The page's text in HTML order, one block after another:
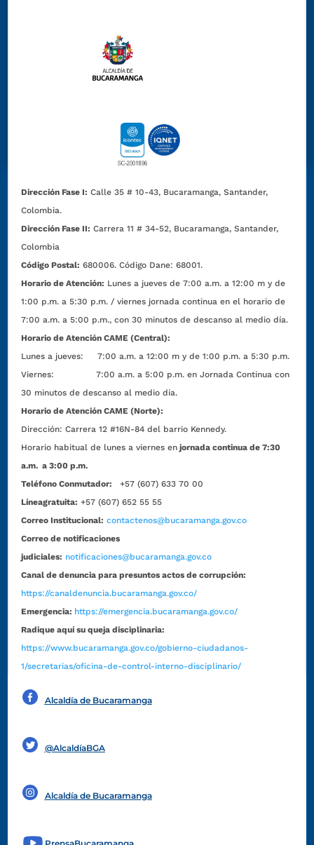
Dirección Fase I: Calle 35 # 10-43, Bucaramanga, Santander,
Colombia.
Dirección Fase II: Carrera 11 # 34-52, Bucaramanga, Santander,
Colombia
Código Postal: 680006. Código Dane: 68001.
Horario de Atención: Lunes a jueves de 7:00 a.m. a 12:00 m y de
1:00 p.m. a 5:30 p.m. / viernes jornada continua en el horario de
7:00 a.m. a 5:00 p.m., con 30 minutos de descanso al medio día.
Horario de Atención CAME (Central):
Lunes a jueves: 7:00 a.m. a 12:00 m y de 1:00 p.m. a 5:30 p.m.
Viernes: 7:00 a.m. a 5:00 p.m. en Jornada Continua con
30 minutos de descanso al medio día.
Horario de Atención CAME (Norte):
Dirección:Carrera 12 #16N-84 del barrio Kennedy.
Horario habitual de lunes a viernes en jornada continua de 7:30
a.m. a 3:00 p.m.
Teléfono Conmutador:
+57 (607) 633 70 00
Líneagratuita: +57 (607) 652 55 55
Correo Institucional: contactenos@bucaramanga.gov.co
Correo de notificaciones
judiciales: notificaciones@bucaramanga.gov.co
Canal de denuncia para presuntos actos de corrupción:
https://canaldenuncia.bucaramanga.gov.co/
Emergencia: https://emergencia.bucaramanga.gov.co/
Radique aquí su queja disciplinaria:
https://www.bucaramanga.gov.co/gobierno-ciudadanos-
1/secretarias/oficina-de-control-interno-disciplinario/
Alcaldía de Bucaramanga
@AlcaldíaBGA
Alcaldía de Bucaramanga